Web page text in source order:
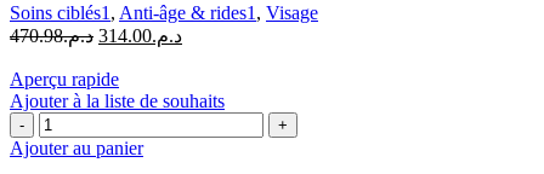
Régénératrice
Raffermissante
50
ml
Soins ciblés1 , Anti-âge & rides1 , Visage
د.م.470.98
Le
initial
était :
د.م.314.00
Le
est :
د.م.314.00.
Aperçu rapide
Ajouter à la liste de souhaits
quantité
de
Ajouter au panier